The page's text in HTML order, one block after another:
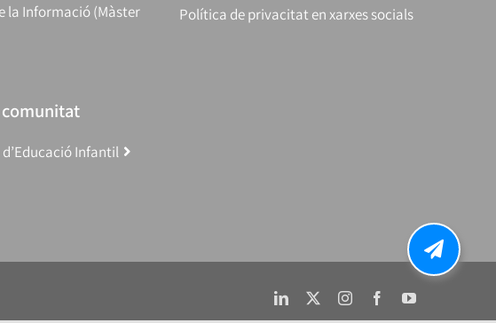
la Informació (Màster
comunitat
Infantil
Política de privacitat en xarxes socials
LinkedIn InstagramFacebookYouTube